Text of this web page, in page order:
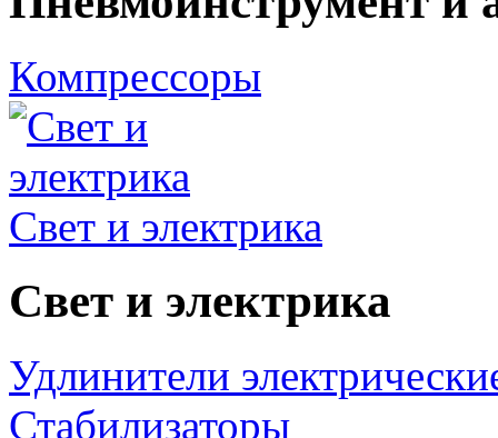
Компрессоры
Свет и электрика
Свет и электрика
Удлинители
Стабилизаторы